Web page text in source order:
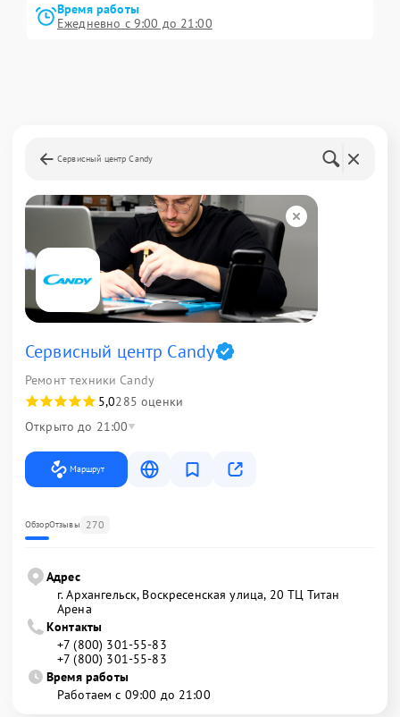
Время работы
Ежедневно с 9:00 до 21:00
Сервисный центр Candy
Сервисный центр Candy
Ремонт техники Candy
5,0285 оценки
Открыто до 21:00
Маршрут
ОбзорОтзывы 270
Адрес
г. Архангельск, Воскресенская улица, 20 ТЦ Титан
Арена
Контакты
+7 (800) 301-55-83
+7 (800) 301-55-83
Время работы
Работаем с 09:00 до 21:00